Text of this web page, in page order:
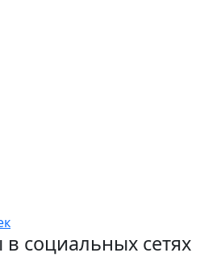
социальных сетях